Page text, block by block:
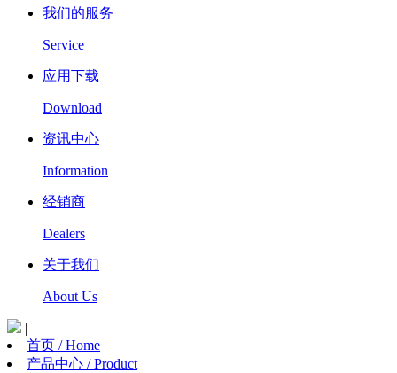
我们的服务
Service
应用下载
Download
资讯中心
Information
经销商
Dealers
关于我们
About Us
|
首页 / Home
产品中心 / Product